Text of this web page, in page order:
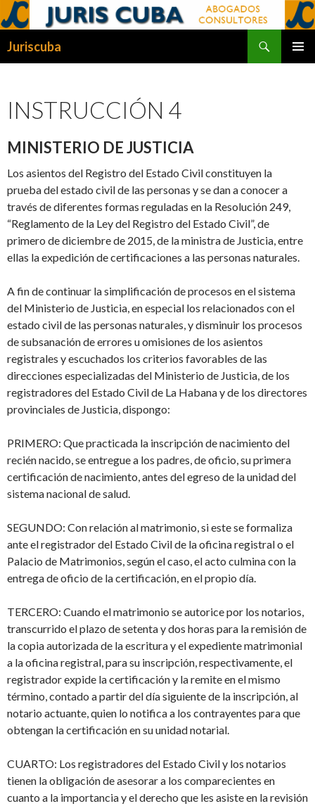
Juriscuba
INSTRUCCIÓN 4
MINISTERIO DE JUSTICIA
Los asientos del Registro del Estado Civil constituyen la
prueba del estado civil de las personas y se dan a conocer a
través de diferentes formas reguladas en la Resolución 249,
“Reglamento de la Ley del Registro del Estado Civil”, de
primero de diciembre de 2015, de la ministra de Justicia, entre
ellas la expedición de certificaciones a las personas naturales.
A fin de continuar la simplificación de procesos en el sistema
del Ministerio de Justicia, en especial los relacionados con el
estado civil de las personas naturales, y disminuir los procesos
de subsanación de errores u omisiones de los asientos
registrales y escuchados los criterios favorables de las
direcciones especializadas del Ministerio de Justicia, de los
registradores del Estado Civil de La Habana y de los directores
provinciales de Justicia, dispongo:
PRIMERO: Que practicada la inscripción de nacimiento del
recién nacido, se entregue a los padres, de oficio, su primera
certificación de nacimiento, antes del egreso de la unidad del
sistema nacional de salud.
SEGUNDO: Con relación al matrimonio, si este se formaliza
ante el registrador del Estado Civil de la oficina registral o el
Palacio de Matrimonios, según el caso, el acto culmina con la
entrega de oficio de la certificación, en el propio día.
TERCERO: Cuando el matrimonio se autorice por los notarios,
transcurrido el plazo de setenta y dos horas para la remisión de
la copia autorizada de la escritura y el expediente matrimonial
a la oficina registral, para su inscripción, respectivamente, el
registrador expide la certificación y la remite en el mismo
término, contado a partir del día siguiente de la inscripción, al
notario actuante, quien lo notifica a los contrayentes para que
obtengan la certificación en su unidad notarial.
CUARTO: Los registradores del Estado Civil y los notarios
tienen la obligación de asesorar a los comparecientes en
cuanto a la importancia y el derecho que les asiste en la revisión